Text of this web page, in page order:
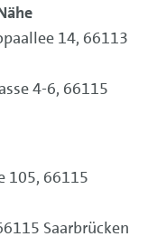
14, 66113
4-6, 66115
105, 66115
Saarbrücken